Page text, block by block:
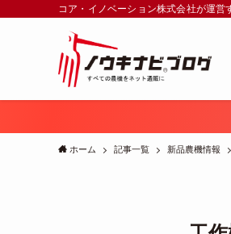
コア・イノベーション株式会社が運営
ホーム 記事一覧 新品農機情報